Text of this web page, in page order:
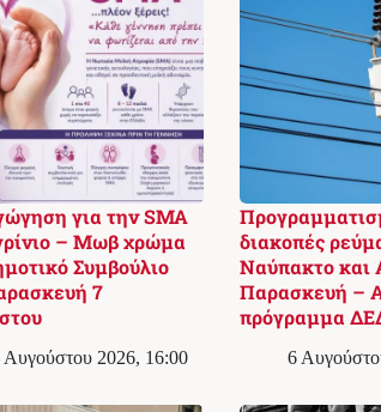
για την SMA
– Μωβ χρώμα
Συμβούλιο
7
Αυγούστου 2026, 16:00
διακοπές
Ναύπακτο και
Παρασκευή –
πρόγραμμα
6